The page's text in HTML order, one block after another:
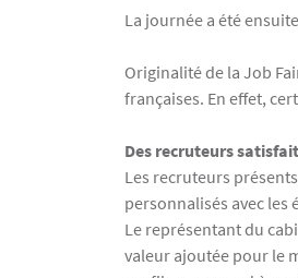
La journée a été
Originalité de la Job
françaises. En effet,
Des recruteurs
Les recruteurs
personnalisés avec
Le représentant du
valeur ajoutée pour le